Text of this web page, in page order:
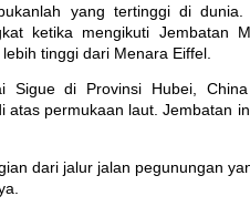
yang tertinggi di
ketika mengikuti Jembatan
tinggi dari Menara Eiffel.
Sigue di Provinsi Hubei,
permukaan laut. Jembatan
dari jalur jalan pegunungan